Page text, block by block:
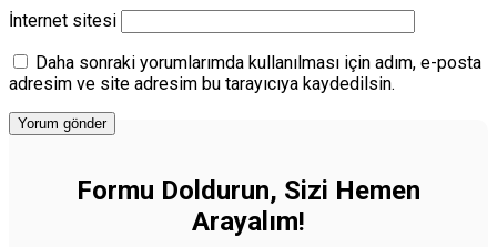
İnternet sitesi
Daha sonraki yorumlarımda kullanılması için adım, e-posta
adresim ve site adresim bu tarayıcıya kaydedilsin.
Formu Doldurun, Sizi Hemen
Arayalım!